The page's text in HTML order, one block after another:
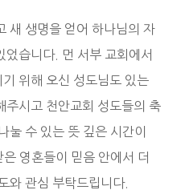
새 생명을 얻어 하나님의 자
었습니다. 먼 서부 교회에서
위해 오신 성도님도 있는
주시고 천안교회 성도들의 축
눌 수 있는 뜻 깊은 시간이
영혼들이 믿음 안에서 더
와 관심 부탁드립니다.